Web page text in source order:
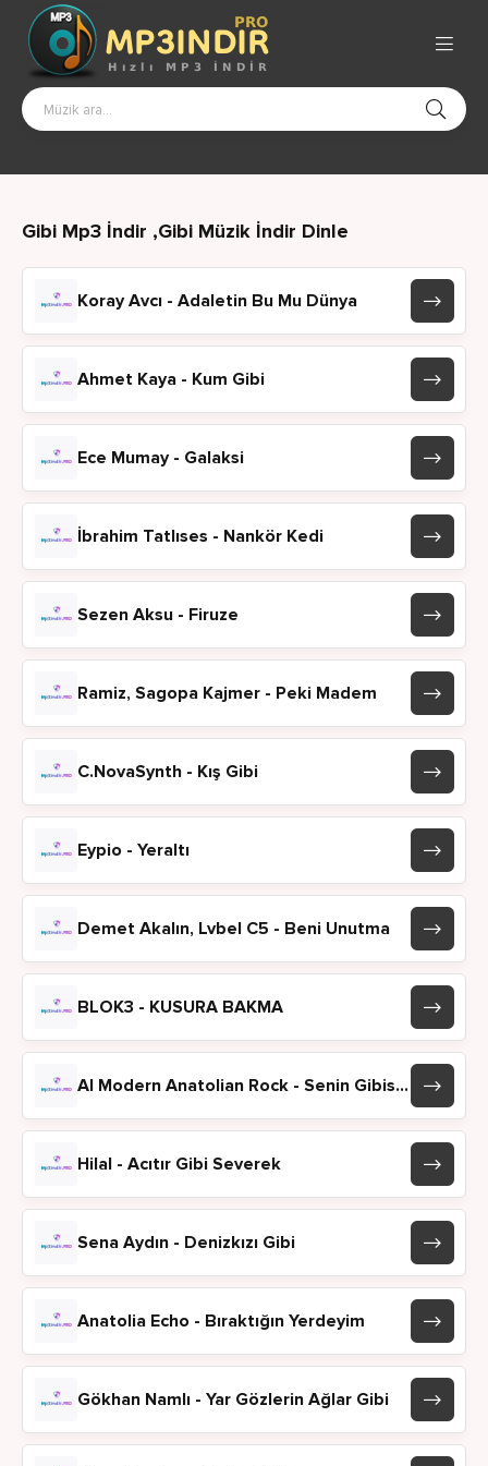
Gibi Mp3 İndir ,Gibi Müzik İndir Dinle
Koray Avcı - Adaletin Bu Mu Dünya
Ahmet Kaya - Kum Gibi
Ece Mumay - Galaksi
İbrahim Tatlıses - Nankör Kedi
Sezen Aksu - Firuze
Ramiz, Sagopa Kajmer - Peki Madem
C.NovaSynth - Kış Gibi
Eypio - Yeraltı
Demet Akalın, Lvbel C5 - Beni Unutma
BLOK3 - KUSURA BAKMA
AI Modern Anatolian Rock - Senin Gibisi Yok
Hilal - Acıtır Gibi Severek
Sena Aydın - Denizkızı Gibi
Anatolia Echo - Bıraktığın Yerdeyim
Gökhan Namlı - Yar Gözlerin Ağlar Gibi